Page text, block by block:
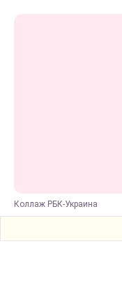
Коллаж РБК-Украина